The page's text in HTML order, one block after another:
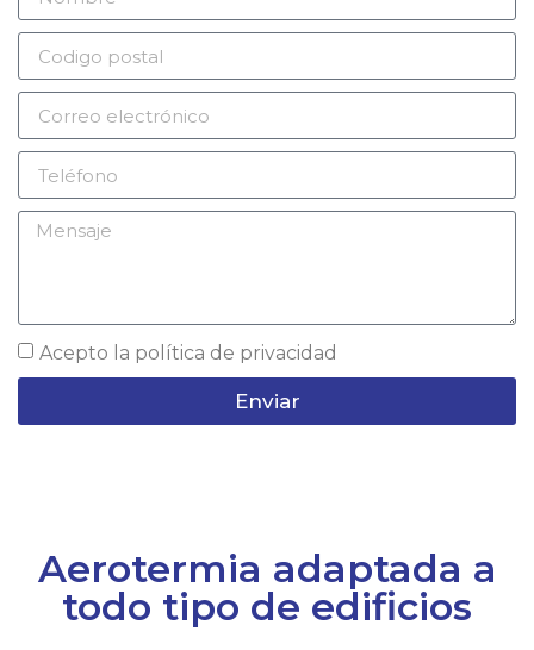
Acepto la política de privacidad
Enviar
Aerotermia adaptada a
todo tipo de edificios